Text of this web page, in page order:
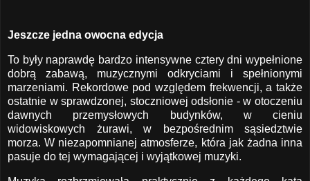
Jeszcze jedna owocna edycja
To były naprawdę bardzo intensywne cztery dni wypełnione
dobrą zabawą, muzycznymi odkryciami i spełnionymi
marzeniami. Rekordowe pod względem frekwencji, a także
ostatnie w sprawdzonej, stoczniowej odsłonie - w otoczeniu
dawnych przemysłowych budynków, w cieniu
widowiskowych żurawi, w bezpośrednim sąsiedztwie
morza. W niezapomnianej atmosferze, która jak żadna inna
pasuje do tej wymagającej i wyjątkowej muzyki.